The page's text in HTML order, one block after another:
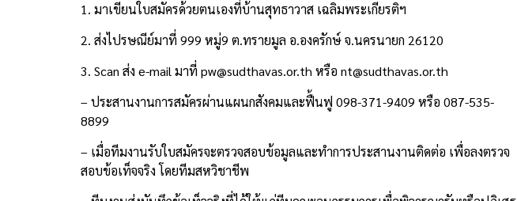
1. มาเขียนใบสมัครด้วยตนเองที่บ้านสุทธาวาส เฉลิมพระเกียรติฯ
2. ส่งไปรษณีย์มาที่ 999 หมู่9 ต.ทรายมูล อ.องครักษ์ จ.นครนายก 26120
3. Scan ส่ง e-mail มาที่ pw@sudthavas.or.th หรือ nt@sudthavas.or.th
– ประสานงานการสมัครผ่านแผนกสังคมและฟื้นฟู 098-371-9409 หรือ 087-535-
8899
– เมื่อทีมงานรับใบสมัครจะตรวจสอบข้อมูลและทำการประสานงานติดต่อ เพื่อลงตรวจ
สอบข้อเท็จจริง โดยทีมสหวิชาชีพ